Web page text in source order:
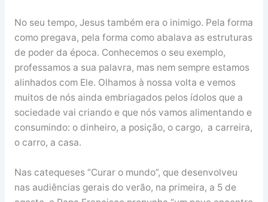
No seu tempo, Jesus também era o inimigo. Pela forma
como pregava, pela forma como abalava as estruturas
de poder da época. Conhecemos o seu exemplo,
professamos a sua palavra, mas nem sempre estamos
alinhados com Ele. Olhamos à nossa volta e vemos
muitos de nós ainda embriagados pelos ídolos que a
sociedade vai criando e que nós vamos alimentando e
consumindo: o dinheiro, a posição, o cargo, a carreira,
o carro, a casa.
Nas catequeses “Curar o mundo”, que desenvolveu
nas audiências gerais do verão, na primeira, a 5 de